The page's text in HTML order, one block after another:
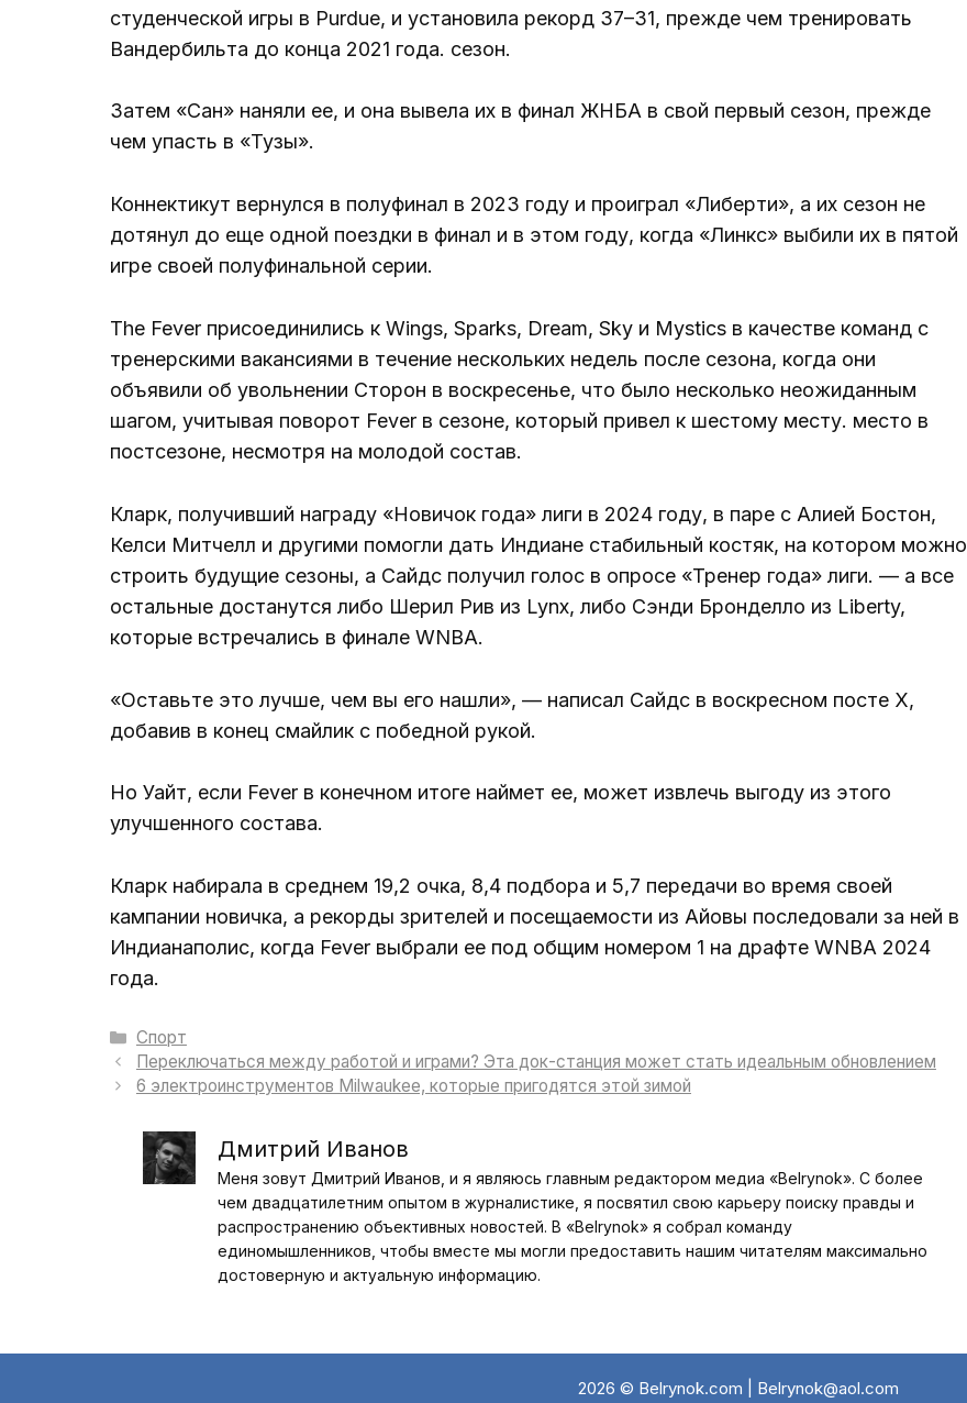
студенческой игры в Purdue, и установила рекорд 37–31, прежде чем тренировать
Вандербильта до конца 2021 года. сезон.
Затем «Сан» наняли ее, и она вывела их в финал ЖНБА в свой первый сезон, прежде
чем упасть в «Тузы».
Коннектикут вернулся в полуфинал в 2023 году и проиграл «Либерти», а их сезон не
дотянул до еще одной поездки в финал и в этом году, когда «Линкс» выбили их в пятой
игре своей полуфинальной серии.
The Fever присоединились к Wings, Sparks, Dream, Sky и Mystics в качестве команд с
тренерскими вакансиями в течение нескольких недель после сезона, когда они
объявили об увольнении Сторон в воскресенье, что было несколько неожиданным
шагом, учитывая поворот Fever в сезоне, который привел к шестому месту. место в
постсезоне, несмотря на молодой состав.
Кларк, получивший награду «Новичок года» лиги в 2024 году, в паре с Алией Бостон,
Келси Митчелл и другими помогли дать Индиане стабильный костяк, на котором можно
строить будущие сезоны, а Сайдс получил голос в опросе «Тренер года» лиги. — а все
остальные достанутся либо Шерил Рив из Lynx, либо Сэнди Бронделло из Liberty,
которые встречались в финале WNBA.
«Оставьте это лучше, чем вы его нашли», — написал Сайдс в воскресном посте X,
добавив в конец смайлик с победной рукой.
Но Уайт, если Fever в конечном итоге наймет ее, может извлечь выгоду из этого
улучшенного состава.
Кларк набирала в среднем 19,2 очка, 8,4 подбора и 5,7 передачи во время своей
кампании новичка, а рекорды зрителей и посещаемости из Айовы последовали за ней в
Индианаполис, когда Fever выбрали ее под общим номером 1 на драфте WNBA 2024
года.
Рубрики
Спорт
Переключаться между работой и играми? Эта док-станция может стать идеальным обновлением
6 электроинструментов Milwaukee, которые пригодятся этой зимой
Дмитрий Иванов
Меня зовут Дмитрий Иванов, и я являюсь главным редактором медиа «Belrynok». С более
чем двадцатилетним опытом в журналистике, я посвятил свою карьеру поиску правды и
распространению объективных новостей. В «Belrynok» я собрал команду
единомышленников, чтобы вместе мы могли предоставить нашим читателям максимально
достоверную и актуальную информацию.
2026 © Belrynok.com | Belrynok@aol.com